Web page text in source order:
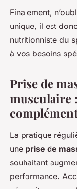
Finalement,
unique, il est
nutritionniste du
à vos besoins
Prise de
musculaire
La pratique
une prise de
souhaitant
performance.